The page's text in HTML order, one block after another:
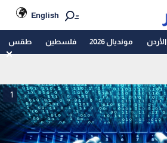
English
الأردن مونديال 2026 فلسطين طقس
1